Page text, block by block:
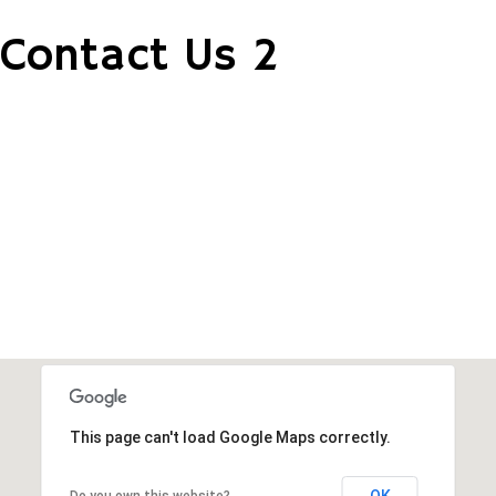
Contact Us 2
This page can't load Google Maps correctly.